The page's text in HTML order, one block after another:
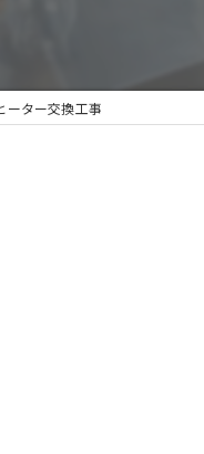
ーター交換工事